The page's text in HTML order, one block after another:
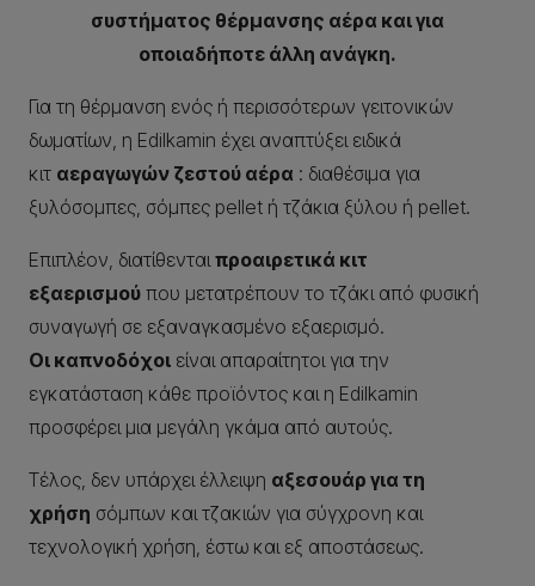
συστήματος θέρμανσης αέρα και για
οποιαδήποτε άλλη ανάγκη.
Για τη θέρμανση ενός ή περισσότερων γειτονικών
δωματίων, η Edilkamin έχει αναπτύξει ειδικά
κιτ αεραγωγών ζεστού αέρα : διαθέσιμα για
ξυλόσομπες, σόμπες pellet ή τζάκια ξύλου ή pellet.
Επιπλέον, διατίθενταιπροαιρετικά κιτ
εξαερισμού που μετατρέπουν το τζάκι από φυσική
συναγωγή σε εξαναγκασμένο εξαερισμό.
Οι καπνοδόχοι είναι απαραίτητοι για την
εγκατάσταση κάθε προϊόντος και η Edilkamin
προσφέρει μια μεγάλη γκάμα από αυτούς.
Τέλος, δεν υπάρχει έλλειψη αξεσουάρ για τη
χρήση σόμπων και τζακιών για σύγχρονη και
τεχνολογική χρήση, έστω και εξ αποστάσεως.